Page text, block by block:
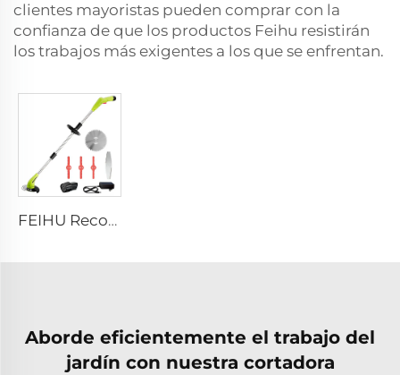
clientes mayoristas pueden comprar con la
confianza de que los productos Feihu resistirán
los trabajos más exigentes a los que se enfrentan.
FEIHU Recortadora de Césped Portátil Eléctrica de Litio Inalámbrica 12V/21V/40V Aparadora de Jardín con Cuchilla de Acero para Recortar el Césped
Aborde eficientemente el trabajo del
jardín con nuestra cortadora